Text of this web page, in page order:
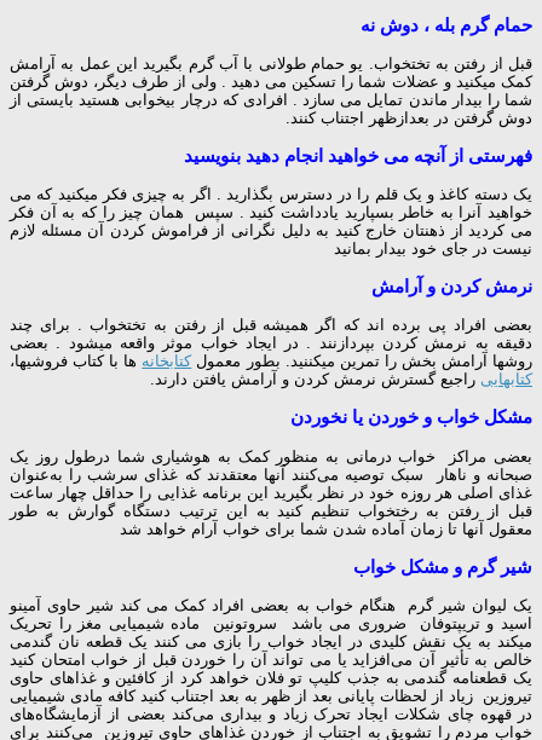
حمام گرم بله ، دوش نه
قبل از رفتن به تختخواب. یو حمام طولانی با آب گرم بگیرید این عمل به آرامش
کمک میکنید و عضلات شما را تسکین می دهید . ولی از طرف دیگر، دوش گرفتن
شما را بیدار ماندن تمایل می سازد . افرادی که درچار بیخوابی هستید بایستی از
دوش گرفتن در بعدازظهر اجتناب کنند.
فهرستی از آنچه می خواهید انجام دهید بنویسید
یک دسته کاغذ و یک قلم را در دسترس بگذارید . اگر به چیزی فکر میکنید که می
خواهید آنرا به خاطر بسپارید یادداشت کنید . سپس همان چیز را که به آن فکر
می کردید از ذهنتان خارج کنید به دلیل نگرانی از فراموش کردن آن مسئله لازم
نیست در جای خود بیدار بمانید
نرمش کردن و آرامش
بعضی افراد پی برده اند که اگر همیشه قبل از رفتن به تختخواب . برای چند
دقیقه به نرمش کردن بپردازنند . در ایجاد خواب موثر واقعه میشود . بعضی
روشها آرامش بخش را تمرین میکننید. بطور معمولکتابخانه ها با کتاب فروشیها،
کتابهایی راجبع گسترش نرمش کردن و آرامش یافتن دارند.
مشکل خواب و خوردن یا نخوردن
بعضی مراکز خواب درمانی به منظور کمک به هوشیاری شما درطول روز یک
صبحانه و ناهار سبک توصیه می‌کنند آنها معتقدند که غذای سرشب را به‌عنوان
غذای اصلی هر روزه خود در نظر بگیرید این برنامه غذایی را حداقل چهار ساعت
قبل از رفتن به رختخواب تنظیم کنید به این ترتیب دستگاه گوارش به طور
معقول آنها تا زمان آماده شدن شما برای خواب آرام خواهد شد
شیر گرم و مشکل خواب
یک لیوان شیر گرم هنگام خواب به بعضی افراد کمک می کند شیر حاوی آمینو
اسید و تریپتوفان ضروری می باشد سروتونین ماده شیمیایی مغز را تحریک
میکند به یک نقش کلیدی در ایجاد خواب را بازی می کنند یک قطعه نان گندمی
خالص به تأثیر آن می‌افزاید یا می تواند آن را خوردن قبل از خواب امتحان کنید
یک قطعنامه گندمی به جذب کلیپ تو فلان خواهد کرد از کافئین و غذاهای حاوی
تیروزین زیاد از لحظات پایانی بعد از ظهر به بعد اجتناب کنید کافه مادی شیمیایی
در قهوه چای شکلات ایجاد تحرک زیاد و بیداری می‌کند بعضی از آزمایشگاه‌های
خواب مردم را تشویق به اجتناب از خوردن غذاهای حاوی تیروزین می‌کنند برای